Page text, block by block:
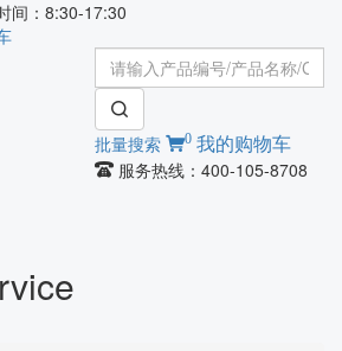
间：8:30-17:30
批量搜索 0 我的购物车
服务热线：400-105-8708